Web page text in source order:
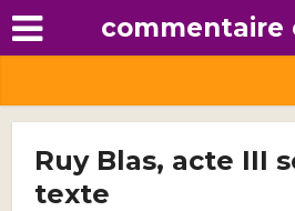
commentaire
Ruy Blas, acte III
texte